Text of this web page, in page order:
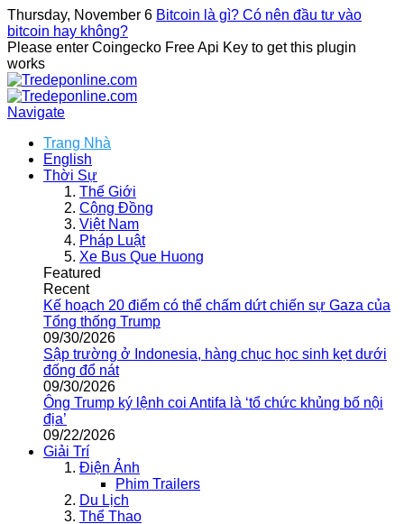
Thursday, November 6 Bitcoin là gì? Có nên đầu tư vào
bitcoin hay không?
Please enter Coingecko Free Api Key to get this plugin
works
Navigate
Trang Nhà
English
Thời Sự
Thế Giới
Cộng Đồng
Việt Nam
Pháp Luật
Xe Bus Que Huong
Featured
Recent
Kế hoạch 20 điểm có thể chấm dứt chiến sự Gaza của
Tổng thống Trump
09/30/2026
Sập trường ở Indonesia, hàng chục học sinh kẹt dưới
đống đổ nát
09/30/2026
Ông Trump ký lệnh coi Antifa là ‘tổ chức khủng bố nội
địa’
09/22/2026
Giải Trí
Điện Ảnh
Phim Trailers
Du Lịch
Thể Thao